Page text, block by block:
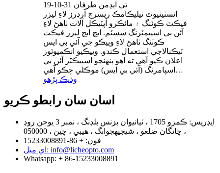
19-10-31 تي ايڊمن طرفان
انسٽيٽيوٽ ٽيليڪامڪ ريسرچ آرڊرز لاءِ ليزر
فيڪٽ ڪوٽنگ ۽ مائڪرو آپٽيڪل آلات ٺاهڻ لاءِ
آئن بي اسپيمٽرنگ سسٽم. ايڇ ايڇ ليزر فيڪٽ
ڪوٽنگ ٺاهڻ لاءِ وييڪو جي آئي بي ايس
ٽيڪنالاجي استعمال ڪندو. وييڪيو انڪميوٽوز
اعلان ڪيو آهي ته اهو پنهنجو اسپيڪٽر آئن بي
اسپامرنگ (آئي بي ايس) موڪلي چڪو آهي…
وڌيڪ پڙهو
اسان سان رابطو ڪريو
ايڊريس: ڪمرو 1705 ، ٽيانيوان بزنس بلڊنگ ، نمبر 3 يوجن روڊ
، چانگان ضلعو ، شيجيهجوانگ ، هيبي ، چين ، 050000
فون: + 86-15233008891
اي ميل: info@licheopto.com
Whatsapp: + 86-15233008891